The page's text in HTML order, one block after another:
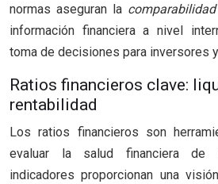
normas aseguran la
información financiera a nivel
toma de decisiones para inversores
Ratios financieros clave:
rentabilidad
Los ratios financieros son
evaluar la salud financiera de
indicadores proporcionan una